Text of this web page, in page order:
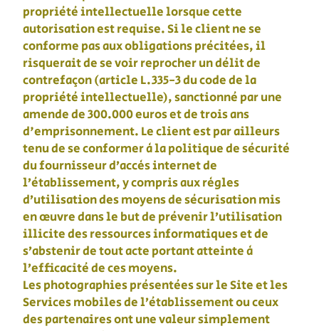
propriété intellectuelle lorsque cette
autorisation est requise. Si le client ne se
conforme pas aux obligations précitées, il
risquerait de se voir reprocher un délit de
contrefaçon (article L.335-3 du code de la
propriété intellectuelle), sanctionné par une
amende de 300.000 euros et de trois ans
d'emprisonnement. Le client est par ailleurs
tenu de se conformer à la politique de sécurité
du fournisseur d’accès internet de
l’établissement, y compris aux règles
d’utilisation des moyens de sécurisation mis
en œuvre dans le but de prévenir l’utilisation
illicite des ressources informatiques et de
s’abstenir de tout acte portant atteinte à
l’efficacité de ces moyens.
Les photographies présentées sur le Site et les
Services mobiles de l’établissement ou ceux
des partenaires ont une valeur simplement